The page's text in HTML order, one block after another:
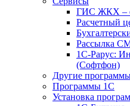
ГИС ЖКХ –
Расчетный
Рассылка
1С-Рарус:
(Софтфон)
Другие
Программы 1С
Установка